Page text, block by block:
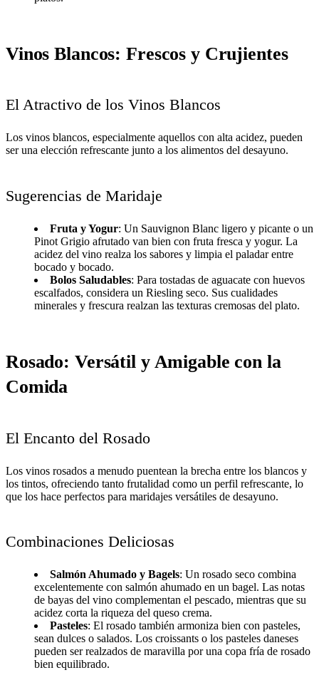
Vinos Blancos: Frescos y Crujientes
El Atractivo de los Vinos Blancos
Los vinos blancos, especialmente aquellos con alta acidez, pueden
ser una elección refrescante junto a los alimentos del desayuno.
Sugerencias de Maridaje
Fruta y Yogur: Un Sauvignon Blanc ligero y picante o un
Pinot Grigio afrutado van bien con fruta fresca y yogur. La
acidez del vino realza los sabores y limpia el paladar entre
bocado y bocado.
Bolos Saludables: Para tostadas de aguacate con huevos
escalfados, considera un Riesling seco. Sus cualidades
minerales y frescura realzan las texturas cremosas del plato.
Rosado: Versátil y Amigable con la
Comida
El Encanto del Rosado
Los vinos rosados a menudo puentean la brecha entre los blancos y
los tintos, ofreciendo tanto frutalidad como un perfil refrescante, lo
que los hace perfectos para maridajes versátiles de desayuno.
Combinaciones Deliciosas
Salmón Ahumado y Bagels: Un rosado seco combina
excelentemente con salmón ahumado en un bagel. Las notas
de bayas del vino complementan el pescado, mientras que su
acidez corta la riqueza del queso crema.
Pasteles: El rosado también armoniza bien con pasteles,
sean dulces o salados. Los croissants o los pasteles daneses
pueden ser realzados de maravilla por una copa fría de rosado
bien equilibrado.